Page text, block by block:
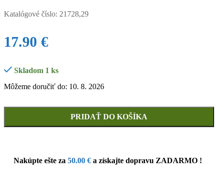
Katalógové číslo: 21728,29
17.90 €
Skladom 1 ks
Môžeme doručiť do: 10. 8. 2026
PRIDAŤ DO KOŠÍKA
Nakúpte ešte za 50.00 € a získajte dopravu ZADARMO !